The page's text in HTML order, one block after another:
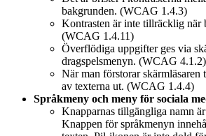
bakgrunden. (WCAG 1.4.3)
Kontrasten är inte tillräcklig när
(WCAG 1.4.11)
Överflödiga uppgifter ges via
dragspelsmenyn. (WCAG 4.1.2)
När man förstorar skärmläsaren
av texterna ut. (WCAG 1.4.4)
Språkmeny och meny för sociala
Knapparnas tillgängliga namn
Knappen för språkmenyn